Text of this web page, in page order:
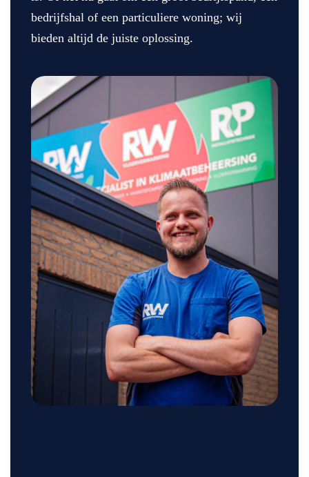
bedrijfshal of een particuliere woning; wij
bieden altijd de juiste oplossing.